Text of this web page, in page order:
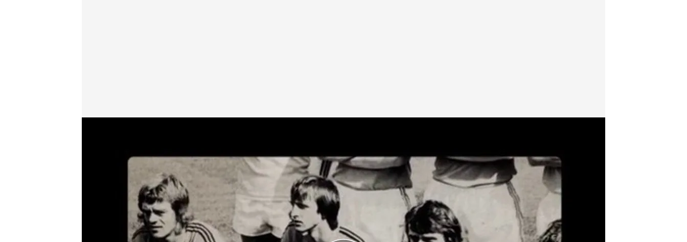
El holandés fue uno de los primeros jugadores en utilizar manager. “Si, era
mi suegro. Yo con 17 años sabía poco de contratos, él me dijo que si yo era